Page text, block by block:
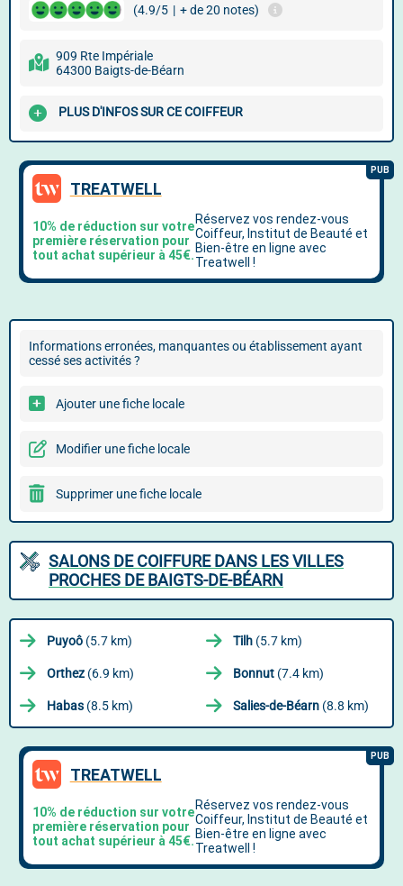
(4.9/5 | + de 20 notes)
909 Rte Impériale
64300 Baigts-de-Béarn
PLUS D'INFOS SUR CE COIFFEUR
Informations erronées, manquantes ou établissement ayant
cessé ses activités ?
Ajouter une fiche locale
Modifier une fiche locale
Supprimer une fiche locale
SALONS DE COIFFURE DANS LES VILLES
PROCHES DE BAIGTS-DE-BÉARN
Puyoô (5.7 km) Tilh (5.7 km)
Orthez (6.9 km) Bonnut (7.4 km)
Habas (8.5 km) Salies-de-Béarn (8.8 km)